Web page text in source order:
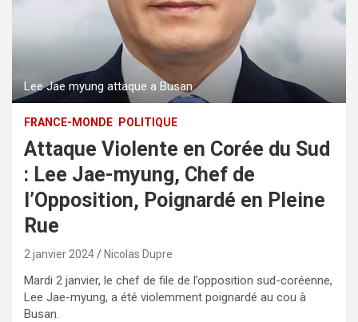
Lee Jae myung attaque a Busan
FRANCE-MONDE POLITIQUE
Attaque Violente en Corée du Sud
: Lee Jae-myung, Chef de
l’Opposition, Poignardé en Pleine
Rue
2 janvier 2024 Nicolas Dupre
Mardi 2 janvier, le chef de file de l’opposition sud-coréenne,
Lee Jae-myung, a été violemment poignardé au cou à
Busan.